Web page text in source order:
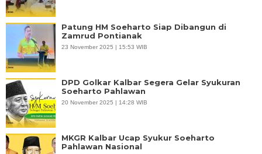
Patung HM Soeharto Siap Dibangun di
Zamrud Pontianak
23 November 2025 | 15:53 WIB
DPD Golkar Kalbar Segera Gelar Syukuran
Soeharto Pahlawan
20 November 2025 | 14:28 WIB
MKGR Kalbar Ucap Syukur Soeharto
Pahlawan Nasional